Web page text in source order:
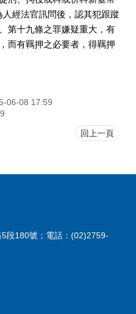
經法官訊問後，認其犯跟蹤
第十九條之罪嫌疑重大，有
而有羈押之必要者，得羈押
06-08 17:59
回上一頁
段180號；電話：(02)2759-